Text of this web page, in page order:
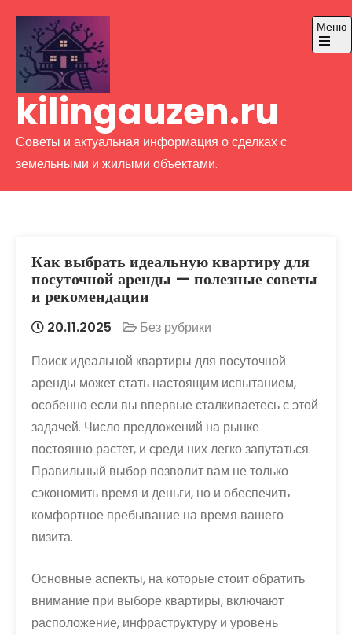
содержимому
kilingauzen.ru
Советы и актуальная информация о сделках с
земельными и жилыми объектами.
Меню
Как выбрать идеальную квартиру для
посуточной аренды — полезные советы
и рекомендации
20.11.2025
Без рубрики
Поиск идеальной квартиры для посуточной
аренды может стать настоящим испытанием,
особенно если вы впервые сталкиваетесь с этой
задачей. Число предложений на рынке
постоянно растет, и среди них легко запутаться.
Правильный выбор позволит вам не только
сэкономить время и деньги, но и обеспечить
комфортное пребывание на время вашего
визита.
Основные аспекты, на которые стоит обратить
внимание при выборе квартиры, включают
расположение, инфраструктуру и уровень